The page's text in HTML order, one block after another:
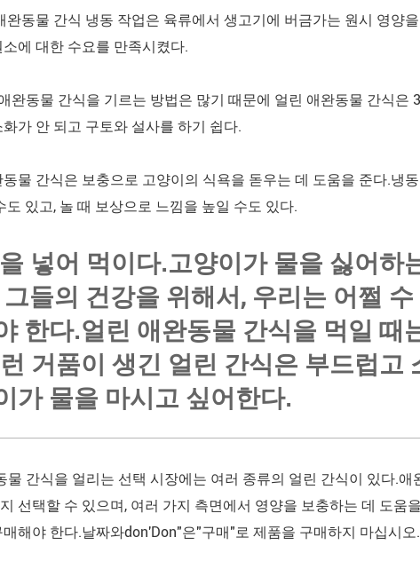
완동물 간식 냉동 작업은 육류에서 생고기에 버금가는 원시 영양
에 대한 수요를 만족시켰다.
완동물 간식을 기르는 방법은 많기 때문에 얼린 애완동물 간식
가 안 되고 구토와 설사를 하기 쉽다.
동물 간식은 보충으로 고양이의 식욕을 돋우는 데 도움을 준다.냉
도 있고, 놀 때 보상으로 느낌을 높일 수도 있다.
넣어 먹이다.고양이가 물을 싫어하
들의 건강을 위해서, 우리는 어쩔
한다.얼린 애완동물 간식을 먹일 때
거품이 생긴 얼린 간식은 부드럽고
가 물을 마시고 싶어한다.
물 간식을 얼리는 선택 시장에는 여러 종류의 얼린 간식이 있다.
선택할 수 있으며, 여러 가지 측면에서 영양을 보충하는 데 도움
매해야 한다.날짜와don'Don"은"구매"로 제품을 구매하지 마십시